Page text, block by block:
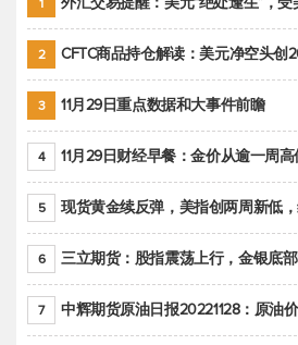
1
2 CFTC商品持仓解读：美元净空头创2021年7月以来最
3 11月29日重点数据和大事件前瞻
4 11月29日财经早餐：金价从逾一周高位回落，美联
5 现货黄金续反弹，美指创两周新低
6 三立期货：股指震荡上行，金银底部明朗，
7 中辉期货原油日报20221128：原油价格持续下降